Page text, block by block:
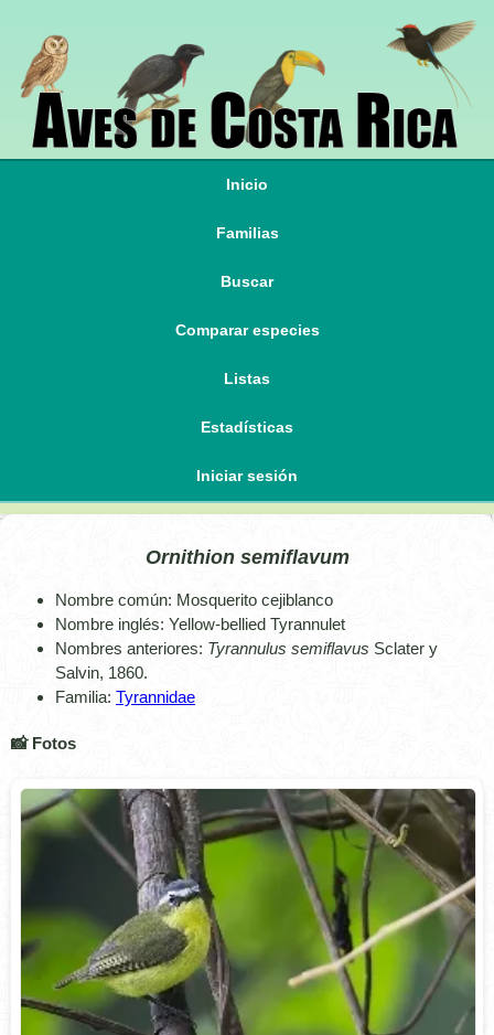
Inicio
Familias
Buscar
Comparar especies
Listas
Estadísticas
Iniciar sesión
Ornithion semiflavum
Nombre común: Mosquerito cejiblanco
Nombre inglés: Yellow-bellied Tyrannulet
Nombres anteriores: Tyrannulus semiflavus Sclater y
Salvin, 1860.
Familia: Tyrannidae
📸 Fotos